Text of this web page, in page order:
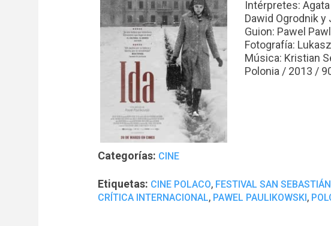
Intérpretes:
Dawid Ogrodnik y
Guion: Pawel
Fotografía:
Música: Kristian
Polonia / 2013 /
Categorías: CINE
Etiquetas: CINE POLACO, FESTIVAL SAN SEBASTIÁN
CRÍTICA INTERNACIONAL, PAWEL PAULIKOWSKI,